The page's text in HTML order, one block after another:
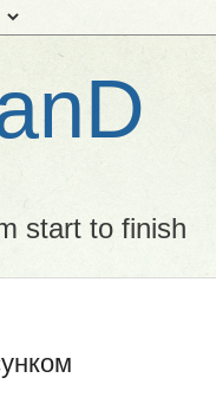
start to finish